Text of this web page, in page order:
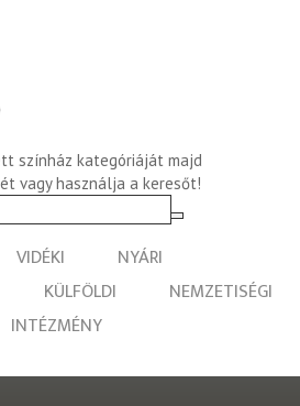
színház kategóriáját majd
vagy használja a keresőt!
VIDÉKI
NYÁRI
KÜLFÖLDI
NEMZETISÉGI
INTÉZMÉNY